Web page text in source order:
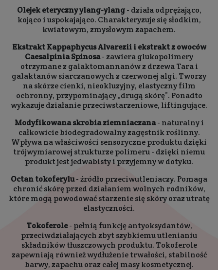
Olejek eteryczny ylang-ylang- działa odprężająco,
kojąco i uspokajająco. Charakteryzuje się słodkim,
kwiatowym, zmysłowym zapachem.
Ekstrakt Kappaphycus Alvarezii i ekstrakt z owoców
Caesalpinia Spinosa- zawiera glukopolimery
otrzymane z galaktomannanów z drzewa Tara i
galaktanów siarczanowych z czerwonej algi. Tworzy
na skórze cienki, nieokluzyjny, elastyczny film
ochronny, przypominający „drugą skórę”. Ponadto
wykazuje działanie przeciwstarzeniowe, liftingujące.
Modyfikowana skrobia ziemniaczana- naturalny i
całkowicie biodegradowalny zagęstnik roślinny.
Wpływa na właściwości sensoryczne produktu dzięki
trójwymiarowej strukturze polimeru - dzięki niemu
produkt jest jedwabisty i przyjemny w dotyku.
Octan tokoferylu- źródło przeciwutleniaczy. Pomaga
chronić skórę przed działaniem wolnych rodników,
które mogą powodować starzenie się skóry oraz utratę
elastyczności.
Tokoferole- pełnią funkcję antyoksydantów,
przeciwdziałających zbyt szybkiemu utlenianiu
składników tłuszczowych produktu. Tokoferole
zapewniają również wydłużenie trwałości, stabilność
barwy, zapachu oraz całej masy kosmetycznej.